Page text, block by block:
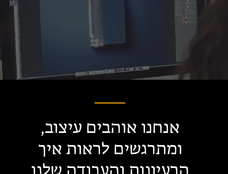
אנחנו אוהבים עיצוב,
ומתרגשים לראות איך
הרעיונות והעבודה שלנו